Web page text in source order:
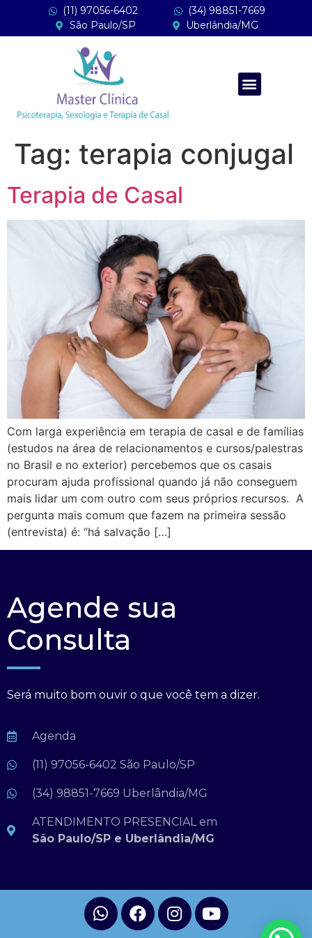
(11) 97056-6402
(34) 98851-7669
São Paulo/SP
Uberlândia/MG
Tag: terapia conjugal
Terapia de Casal
Com larga experiência em terapia de casal e de famílias
(estudos na área de relacionamentos e cursos/palestras
no Brasil e no exterior) percebemos que os casais
procuram ajuda profissional quando já não conseguem
mais lidar um com outro com seus próprios recursos. A
pergunta mais comum que fazem na primeira sessão
(entrevista) é: “há salvação […]
Agende sua
Consulta
Será muito bom ouvir o que você tem a dizer.
Agenda
(11) 97056-6402 São Paulo/SP
(34) 98851-7669 Uberlândia/MG
ATENDIMENTO PRESENCIAL em
São Paulo/SP e Uberlândia/MG